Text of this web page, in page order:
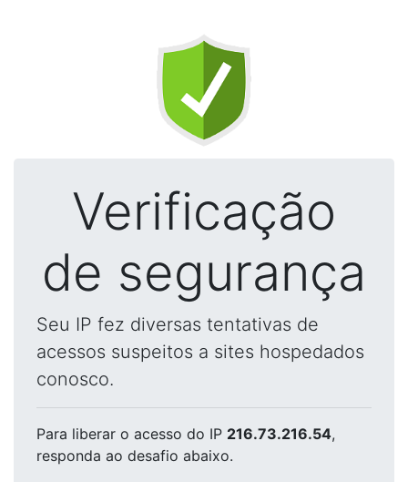
Verificação
de segurança
Seu IP fez diversas tentativas de
acessos suspeitos a sites hospedados
conosco.
Para liberar o acesso do IP 216.73.216.54,
responda ao desafio abaixo.